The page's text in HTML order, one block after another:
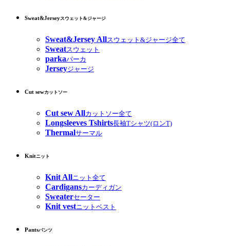
Sweat&Jerseyスウェット&ジャージ
Sweat&Jersey Allスウェット&ジャージ全て
Sweatスウェット
parkaパーカ
Jerseyジャージ
Cut sewカットソー
Cut sew Allカットソー全て
Longsleeves Tshirts長袖Tシャツ(ロンT)
Thermalサーマル
Knitニット
Knit Allニット全て
Cardigansカーディガン
Sweaterセーター
Knit vestニットベスト
Pantsパンツ